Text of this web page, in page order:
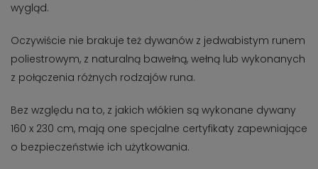
wygląd.
Oczywiście nie brakuje też dywanów z jedwabistym runem
poliestrowym, z naturalną bawełną, wełną lub wykonanych
z połączenia różnych rodzajów runa.
Bez względu na to, z jakich włókien są wykonane dywany
160 x 230 cm, mają one specjalne certyfikaty zapewniające
o bezpieczeństwie ich użytkowania.